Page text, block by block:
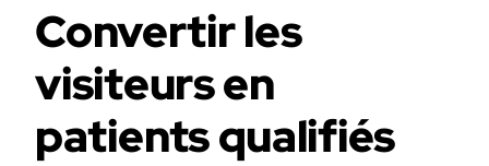
Convertir les
visiteurs en
patients qualifiés